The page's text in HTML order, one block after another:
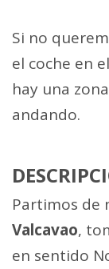
Si no
el coche en el
hay una
andando.
Partimos de
Valcavao,
en sentido